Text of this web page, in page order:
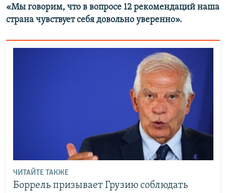
«Мы говорим, что в вопросе 12 рекомендаций наша
страна чувствует себя довольно уверенно».
ЧИТАЙТЕ ТАКЖЕ
Боррель призывает Грузию соблюдать